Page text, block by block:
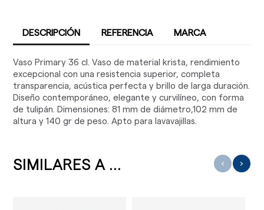
DESCRIPCIÓN REFERENCIA MARCA
Vaso Primary 36 cl. Vaso de material krista, rendimiento
excepcional con una resistencia superior, completa
transparencia, acústica perfecta y brillo de larga duración.
Diseño contemporáneo, elegante y curvilíneo, con forma
de tulipán. Dimensiones: 81 mm de diámetro,102 mm de
altura y 140 gr de peso. Apto para lavavajillas.
SIMILARES A ... ‹ ›